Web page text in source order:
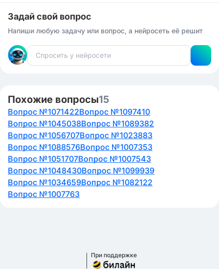
Задай свой вопрос
Напиши любую задачу или вопрос, а нейросеть её решит
Похожие вопросы15
Вопрос №1071422Вопрос №1097410
Вопрос №1045038Вопрос №1089382
Вопрос №1056707Вопрос №1023883
Вопрос №1088576Вопрос №1007353
Вопрос №1051707Вопрос №1007543
Вопрос №1048430Вопрос №1099939
Вопрос №1034659Вопрос №1082122
Вопрос №1007763
При поддержке